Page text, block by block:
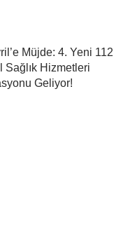
Müjde: 4. Yeni 112
Sağlık Hizmetleri
Geliyor!